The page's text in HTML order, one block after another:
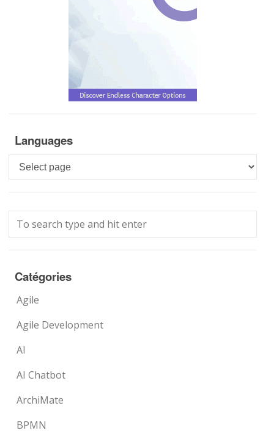
Languages
Languages
Catégories
Agile
Agile Development
AI
AI Chatbot
ArchiMate
BPMN